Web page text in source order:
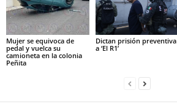
Mujer se equivoca de
pedal y vuelca su
camioneta en la colonia
Peñita
Dictan prisión preventiva
a ‘El R1’